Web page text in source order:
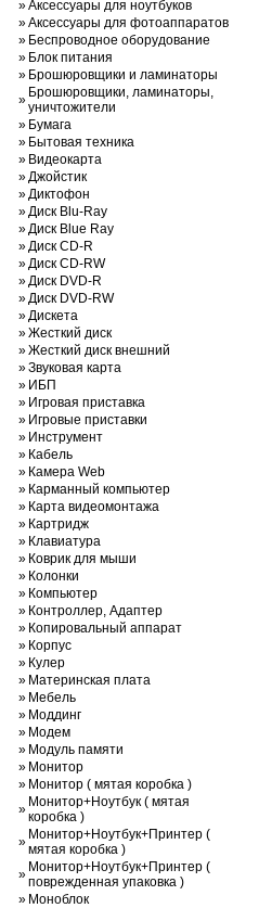
»Аксессуары для ноутбуков
»Аксессуары для фотоаппаратов
» Беспроводное оборудование
» Блок питания
» Брошюровщики и ламинаторы
» Брошюровщики, ламинаторы,
уничтожители
» Бумага
» Бытовая техника
» Видеокарта
»Джойстик
»Диктофон
»Диск Blu-Ray
»Диск Blue Ray
»Диск CD-R
»Диск CD-RW
»Диск DVD-R
»Диск DVD-RW
»Дискета
»Жесткий диск
»Жесткий диск внешний
»Звуковая карта
» ИБП
» Игровая приставка
» Игровые приставки
» Инструмент
» Кабель
» Камера Web
» Карманный компьютер
» Карта видеомонтажа
» Картридж
» Клавиатура
» Коврик для мыши
» Колонки
» Компьютер
» Контроллер, Адаптер
» Копировальный аппарат
» Корпус
» Кулер
» Материнская плата
» Мебель
» Моддинг
» Модем
» Модуль памяти
» Монитор
» Монитор ( мятая коробка )
» Монитор+Ноутбук ( мятая
коробка )
» Монитор+Ноутбук+Принтер (
мятая коробка )
» Монитор+Ноутбук+Принтер (
поврежденная упаковка )
» Моноблок